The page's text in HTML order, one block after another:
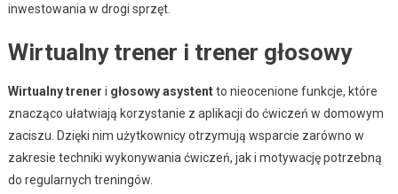
inwestowania w drogi sprzęt.
Wirtualny trener i trener głosowy
Wirtualny trener i głosowy asystentto nieocenione funkcje, które
znacząco ułatwiają korzystanie z aplikacji do ćwiczeń w domowym
zaciszu. Dzięki nim użytkownicy otrzymują wsparcie zarówno w
zakresie techniki wykonywania ćwiczeń, jak i motywację potrzebną
do regularnych treningów.